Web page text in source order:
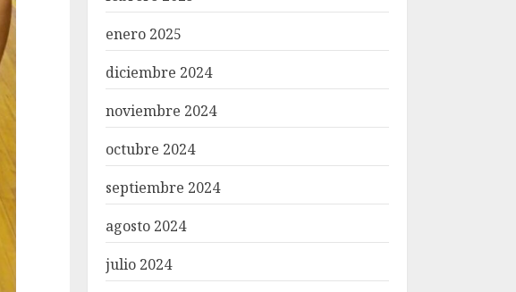
enero 2025
diciembre 2024
noviembre 2024
octubre 2024
septiembre 2024
agosto 2024
julio 2024